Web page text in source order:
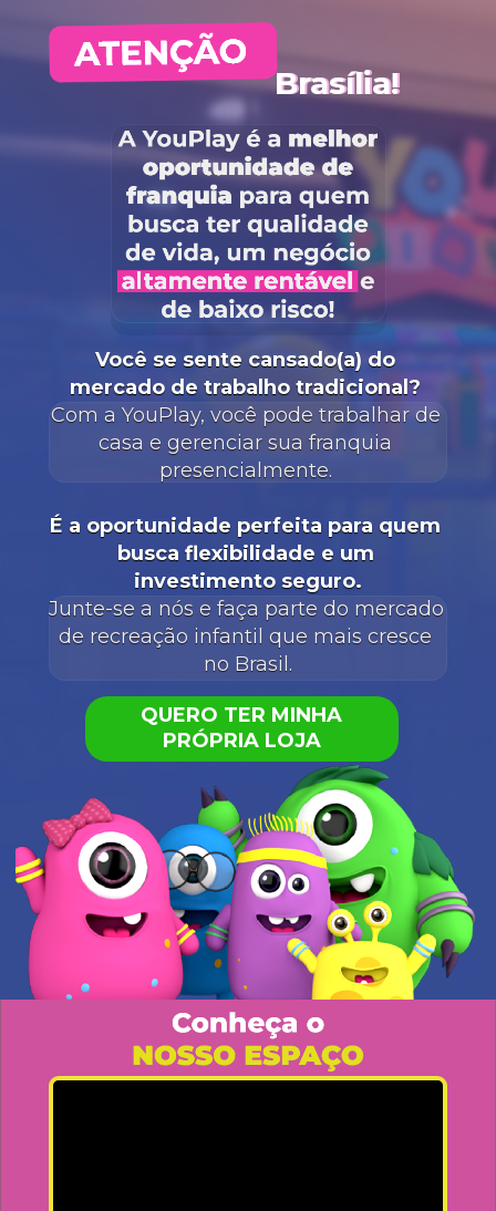
QUERO TER MINHA
PRÓPRIA LOJA
Você se sente cansado(a) do
mercado de trabalho tradicional?
Com a YouPlay, você pode trabalhar de
casa e gerenciar sua franquia
presencialmente.
É a oportunidade perfeita para quem
busca flexibilidade e um
investimento seguro.
Junte-se a nós e faça parte do mercado
de recreação infantil que mais cresce
no Brasil.
Brasília!